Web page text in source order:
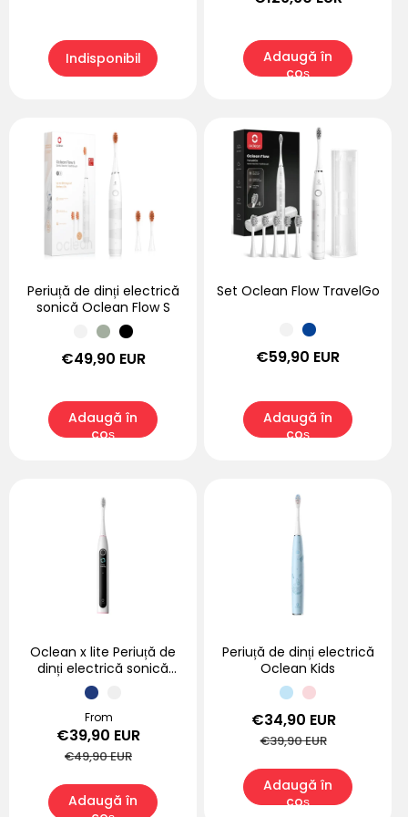
Indisponibil
Adaugă în
coș
Periuță de dinți electrică
sonică Oclean Flow S
Preț
€49,90 EUR
Adaugă în
coș
Set Oclean Flow TravelGo
Preț
€59,90 EUR
Adaugă în
coș
Oclean x lite Periuță de
dinți electrică sonică
inteligentă
redus
From
€39,90 EUR
€49,90 EUR
Adaugă în
Periuță de dinți electrică
Oclean Kids
Preț
redus
€34,90 EUR
€39,90 EUR
Adaugă în
coș